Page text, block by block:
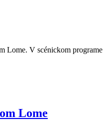
Lome. V scénickom
Lome